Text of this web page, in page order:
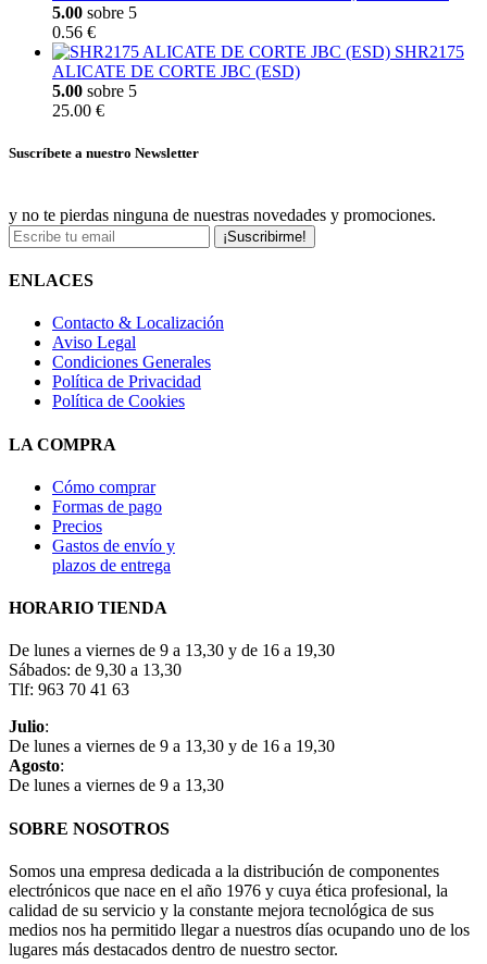
5.00 sobre 5
0.56 €
SHR2175
ALICATE DE CORTE JBC (ESD)
5.00 sobre 5
25.00 €
Suscríbete a nuestro Newsletter
y no te pierdas ninguna de nuestras novedades y promociones.
¡Suscribirme!
ENLACES
Contacto & Localización
Aviso Legal
Condiciones Generales
Política de Privacidad
Política de Cookies
LA COMPRA
Cómo comprar
Formas de pago
Precios
Gastos de envío y
plazos de entrega
HORARIO TIENDA
De lunes a viernes de 9 a 13,30 y de 16 a 19,30
Sábados: de 9,30 a 13,30
Tlf: 963 70 41 63
Julio:
De lunes a viernes de 9 a 13,30 y de 16 a 19,30
Agosto:
De lunes a viernes de 9 a 13,30
SOBRE NOSOTROS
Somos una empresa dedicada a la distribución de componentes
electrónicos que nace en el año 1976 y cuya ética profesional, la
calidad de su servicio y la constante mejora tecnológica de sus
medios nos ha permitido llegar a nuestros días ocupando uno de los
lugares más destacados dentro de nuestro sector.